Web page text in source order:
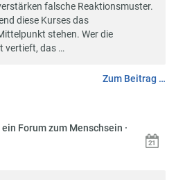
falsche Reaktionsmuster.
diese Kurses das
stehen. Wer die
vertieft, das …
Zum Beitrag …
Forum zum Menschsein ·